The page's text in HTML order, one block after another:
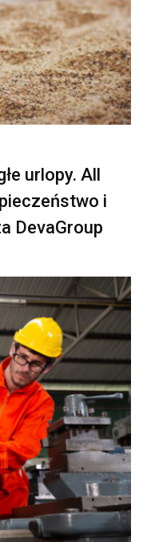
urlopy. All
i
DevaGroup